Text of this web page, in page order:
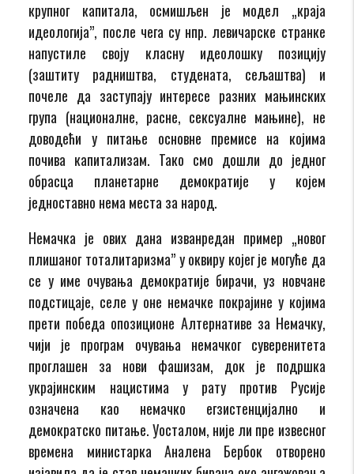
крупног капитала, осмишљен је модел „краја
идеологија”, после чега су нпр. левичарске странке
напустиле своју класну идеолошку позицију
(заштиту радништва, студената, сељаштва) и
почеле да заступају интересе разних мањинских
група (националне, расне, сексуалне мањине), не
доводећи у питање основне премисе на којима
почива капитализам. Тако смо дошли до једног
обрасца планетарне демократије у којем
једноставно нема места за народ.
Немачка је ових дана изванредан пример „новог
плишаног тоталитаризма” у оквиру којег је могуће да
се у име очувања демократије бирачи, уз новчане
подстицаје, селе у оне немачке покрајине у којима
прети победа опозиционе Алтернативе за Немачку,
чији је програм очувања немачког суверенитета
проглашен за нови фашизам, док је подршка
украјинским нацистима у рату против Русије
означена као немачко егзистенцијално и
демократско питање. Уосталом, није ли пре извесног
времена министарка Аналена Бербок отворено